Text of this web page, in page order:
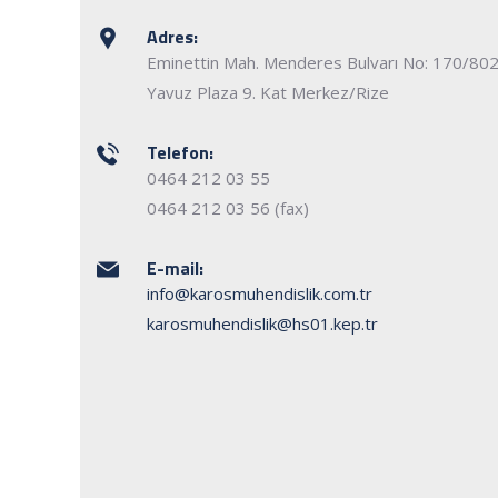
Adres:
Eminettin Mah. Menderes Bulvarı No: 170/802
Yavuz Plaza 9. Kat Merkez/Rize
Telefon:
0464 212 03 55
0464 212 03 56 (fax)
E-mail:
info@karosmuhendislik.com.tr
karosmuhendislik@hs01.kep.tr